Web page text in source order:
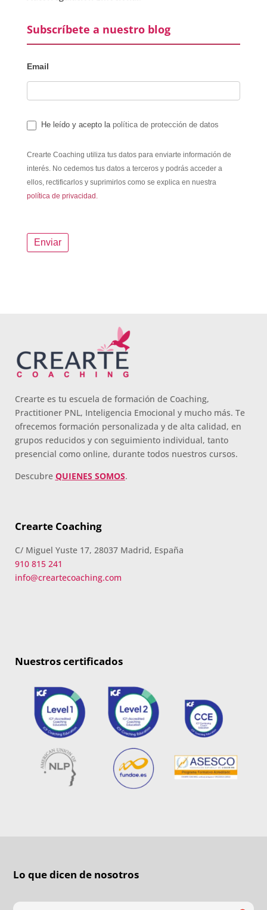
Subscríbete a nuestro blog
Email
He leído y acepto la política de protección de datos
Crearte Coaching utiliza tus datos para enviarte información de
interés. No cedemos tus datos a terceros y podrás acceder a
ellos, rectificarlos y suprimirlos como se explica en nuestra
política de privacidad.
Crearte es tu escuela de formación de Coaching,
Practitioner PNL, Inteligencia Emocional y mucho más. Te
ofrecemos formación personalizada y de alta calidad, en
grupos reducidos y con seguimiento individual, tanto
presencial como online, durante todos nuestros cursos.
Descubre QUIENES SOMOS.
Crearte Coaching
C/ Miguel Yuste 17, 28037 Madrid, España
910 815 241
info@creartecoaching.com
Nuestros certificados
Lo que dicen de nosotros